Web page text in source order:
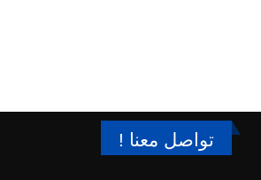
تواصل معنا !